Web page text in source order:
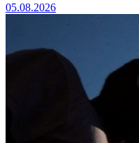
05.08.2026